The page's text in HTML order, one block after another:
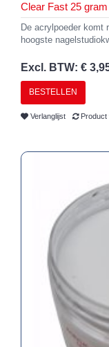
Clear Fast 25
De acrylpoeder komt
hoogste
Excl. BTW: €
BESTELLEN
Verlanglijst Product